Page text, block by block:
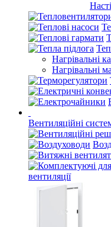
Нагрівальні
Нагрівальні
Вентиляційні
вентиляції